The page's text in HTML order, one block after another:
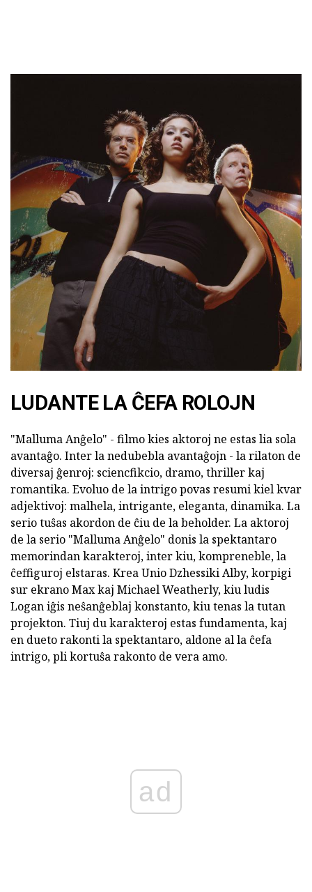
LUDANTE LA ĈEFA ROLOJN
"Malluma Anĝelo" - filmo kies aktoroj ne estas lia sola
avantaĝo. Inter la nedubebla avantaĝojn - la rilaton de
diversaj ĝenroj: sciencfikcio, dramo, thriller kaj
romantika. Evoluo de la intrigo povas resumi kiel kvar
adjektivoj: malhela, intrigante, eleganta, dinamika. La
serio tuŝas akordon de ĉiu de la beholder. La aktoroj
de la serio "Malluma Anĝelo" donis la spektantaro
memorindan karakteroj, inter kiu, kompreneble, la
ĉeffiguroj elstaras. Krea Unio Dzhessiki Alby, korpigi
sur ekrano Max kaj Michael Weatherly, kiu ludis
Logan iĝis neŝanĝeblaj konstanto, kiu tenas la tutan
projekton. Tiuj du karakteroj estas fundamenta, kaj
en dueto rakonti la spektantaro, aldone al la ĉefa
intrigo, pli kortuŝa rakonto de vera amo.
ad